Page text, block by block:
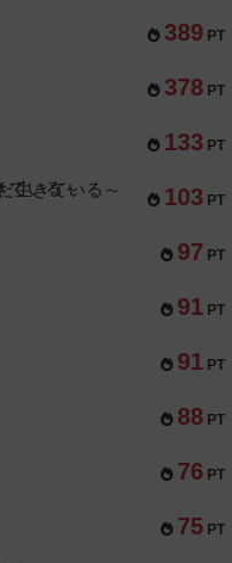
389 PT
378 PT
133 PT
103 PT
生きている～
97 PT
91 PT
91 PT
88 PT
76 PT
75 PT